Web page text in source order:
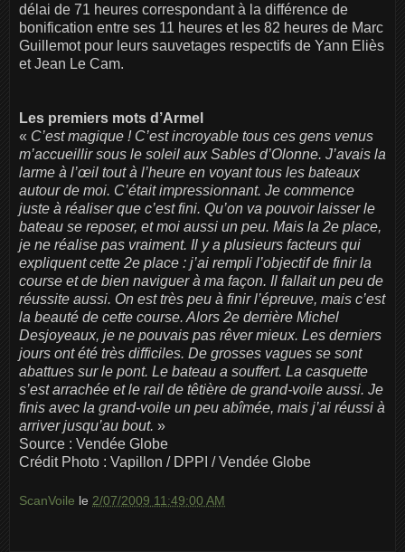
délai de 71 heures correspondant à la différence de
bonification entre ses 11 heures et les 82 heures de Marc
Guillemot pour leurs sauvetages respectifs de Yann Eliès
et Jean Le Cam.
Les premiers mots d’Armel
« C’est magique ! C’est incroyable tous ces gens venus
m’accueillir sous le soleil aux Sables d’Olonne. J’avais la
larme à l’œil tout à l’heure en voyant tous les bateaux
autour de moi. C’était impressionnant. Je commence
juste à réaliser que c’est fini. Qu’on va pouvoir laisser le
bateau se reposer, et moi aussi un peu. Mais la 2e place,
je ne réalise pas vraiment. Il y a plusieurs facteurs qui
expliquent cette 2e place : j’ai rempli l’objectif de finir la
course et de bien naviguer à ma façon. Il fallait un peu de
réussite aussi. On est très peu à finir l’épreuve, mais c’est
la beauté de cette course. Alors 2e derrière Michel
Desjoyeaux, je ne pouvais pas rêver mieux. Les derniers
jours ont été très difficiles. De grosses vagues se sont
abattues sur le pont. Le bateau a souffert. La casquette
s’est arrachée et le rail de têtière de grand-voile aussi. Je
finis avec la grand-voile un peu abîmée, mais j’ai réussi à
arriver jusqu’au bout. »
Source : Vendée Globe
Crédit Photo : Vapillon / DPPI / Vendée Globe
ScanVoile le 2/07/2009 11:49:00 AM